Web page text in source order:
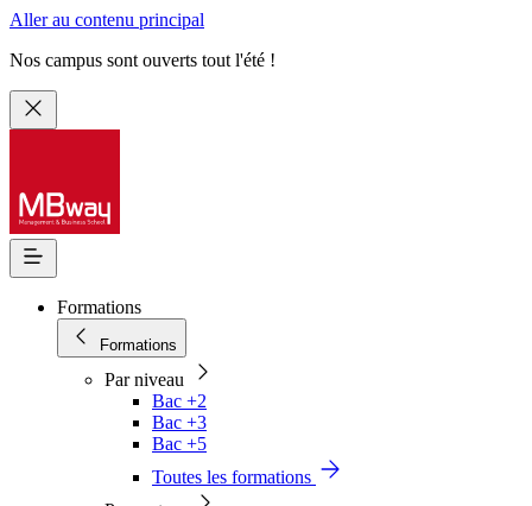
Aller au contenu principal
Nos campus sont ouverts tout l'été !
Formations
Formations
Par niveau
Bac +2
Bac +3
Bac +5
Toutes les formations